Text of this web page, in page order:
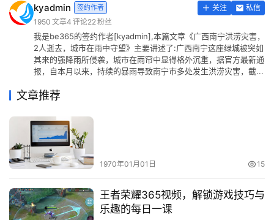
kyadmin 签约作者 关注
私信
1950 文章4 评论22粉丝
我是be365的签约作者[kyadmin],本篇文章《广西南宁洪涝灾害，
2人逝去，城市在雨中守望》主要讲述了:广西南宁这座绿城被突如
其来的强降雨所侵袭，城市在雨帘中显得格外沉重，据官方最新通
报，自本月以来，持续的暴雨导致南宁市多处发生洪涝灾害，截...
文章推荐
1970年01月01日 15
王者荣耀365视频，解锁游戏技巧与
乐趣的每日一课